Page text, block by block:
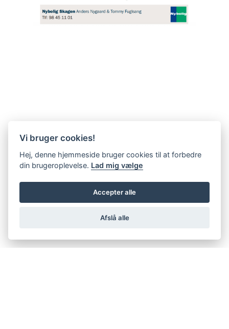
Vi bruger cookies!
Hej, denne hjemmeside bruger cookies til at forbedre
din brugeroplevelse. Lad mig vælge
Accepter alle
Afslå alle